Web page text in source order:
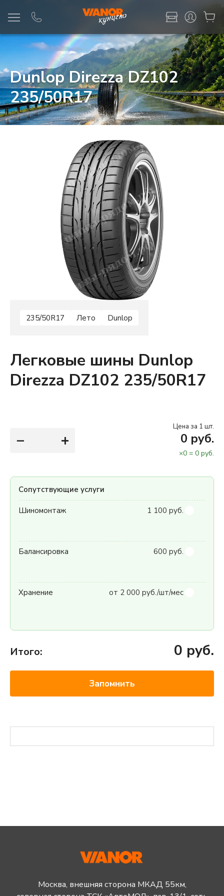
Dunlop Direzza DZ102
235/50R17
235/50R17 Лето Dunlop
Легковые шины Dunlop
Direzza DZ102 235/50R17
− +
Цена за 1 шт.
0 руб.
×0 = 0 руб.
Сопутствующие услуги
Шиномонтаж 1 100 руб.
Балансировка 600 руб.
Хранение от 2 000 руб./шт/мес
Итого: 0 руб.
Запомнить
Москва, внешняя сторона МКАД 55км,
Информация Фото товара